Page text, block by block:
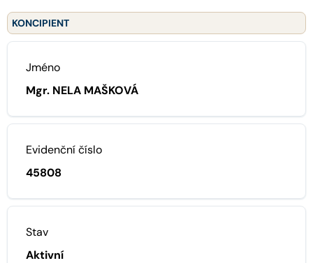
KONCIPIENT
Jméno
Mgr. NELA MAŠKOVÁ
Evidenční číslo
45808
Stav
Aktivní